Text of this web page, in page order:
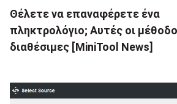
Θέλετε να επαναφέρετε ένα
πληκτρολόγιο; Αυτές οι
διαθέσιμες [MiniTool News]